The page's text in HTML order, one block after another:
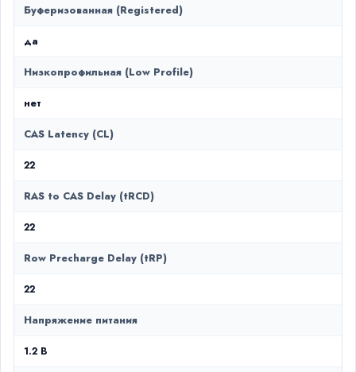
Буферизованная (Registered)
да
Низкопрофильная (Low Profile)
нет
CAS Latency (CL)
22
RAS to CAS Delay (tRCD)
22
Row Precharge Delay (tRP)
22
Напряжение питания
1.2 В